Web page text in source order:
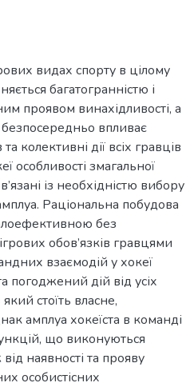
видах спорту в цілому
багатогранністю і
проявом винахідливості, а
впливає
колективні дії всіх гравців
особливості змагальної
із необхідністю вибору
Раціональна побудова
без
обов’язків гравцями
взаємодій у хокеї
погоджений дій від усіх
стоїть власне,
амплуа хокеїста в команді
що виконуються
наявності та прояву
особистісних